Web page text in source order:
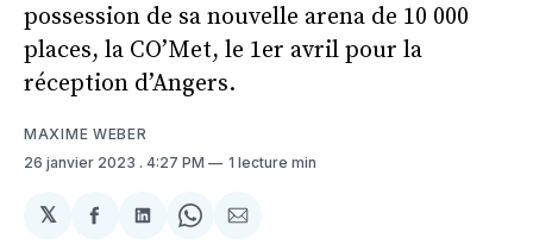
possession de sa nouvelle arena de 10 000
places, la CO’Met, le 1er avril pour la
réception d’Angers.
MAXIME WEBER
26 janvier 2023 . 4:27 PM 1 lecture min
𝕏
PartagerPartager
SharePartager